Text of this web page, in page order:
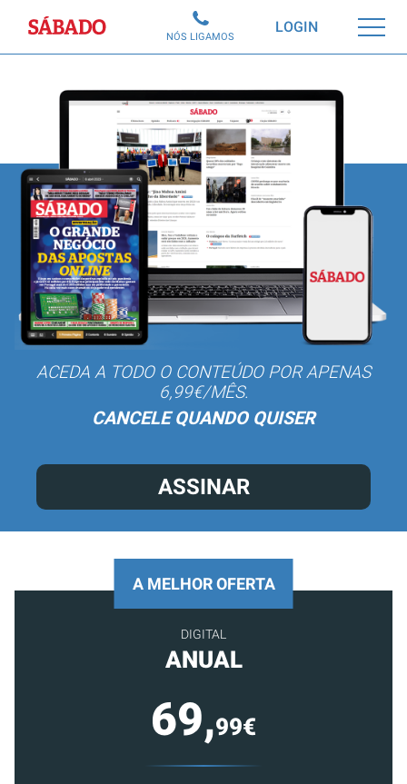
Sábado LOGIN
NÓS LIGAMOS
ACEDA A TODO O CONTEÚDO POR APENAS
6,99€/MÊS.
CANCELE QUANDO QUISER
ASSINAR
A MELHOR OFERTA
DIGITAL
ANUAL
69,99€